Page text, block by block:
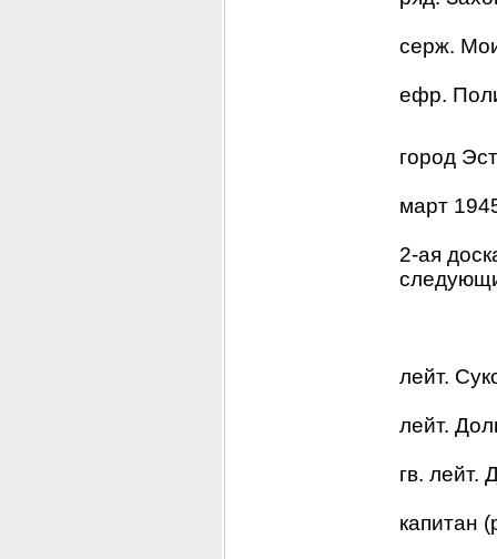
серж.
ефр.
город
март
2-ая
лейт.
лейт.
гв. лейт.
капитан